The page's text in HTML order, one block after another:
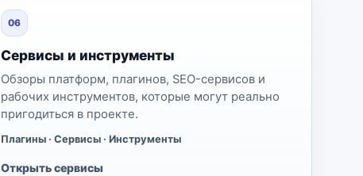
06
Сервисы и инструменты
Обзоры платформ, плагинов, SEO-сервисов и
рабочих инструментов, которые могут реально
пригодиться в проекте.
Плагины · Сервисы · Инструменты
Открыть сервисы